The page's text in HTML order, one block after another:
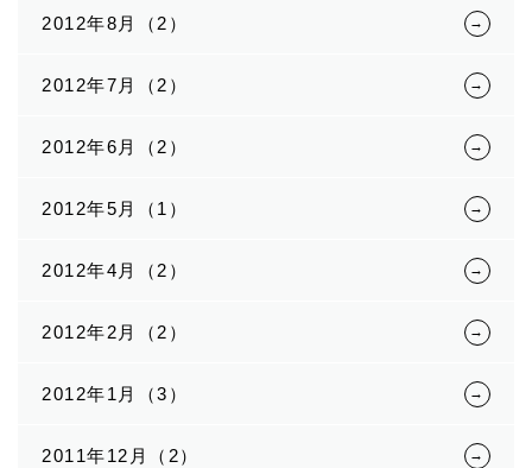
2012年8月（2）
2012年7月（2）
2012年6月（2）
2012年5月（1）
2012年4月（2）
2012年2月（2）
2012年1月（3）
2011年12月（2）